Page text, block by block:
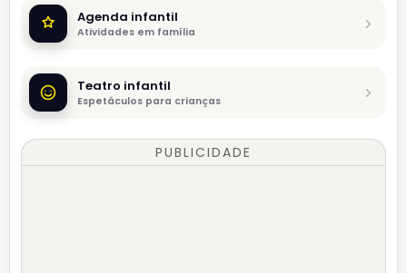
Agenda infantil
Atividades em família
Teatro infantil
Espetáculos para crianças
PUBLICIDADE